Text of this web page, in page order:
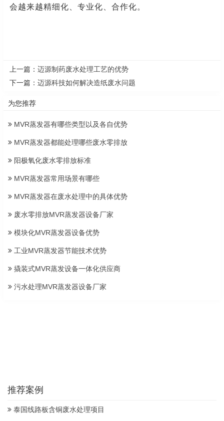
会越来越精细化、专业化、合作化。
上一篇： 迈源制药废水处理工艺的优势
下一篇： 迈源科技如何解决造纸废水问题
为您推荐
MVR蒸发器有哪些类型以及各自优势
MVR蒸发器都能处理哪些废水零排放
阳极氧化废水零排放标准
MVR蒸发器常用场景有哪些
MVR蒸发器在废水处理中的具体优势
废水零排放MVR蒸发器设备厂家
模块化MVR蒸发器设备优势
工业MVR蒸发器节能技术优势
撬装式MVR蒸发设备一体化供应商
污水处理MVR蒸发器设备厂家
推荐案例
泰国线路板含铜废水处理项目